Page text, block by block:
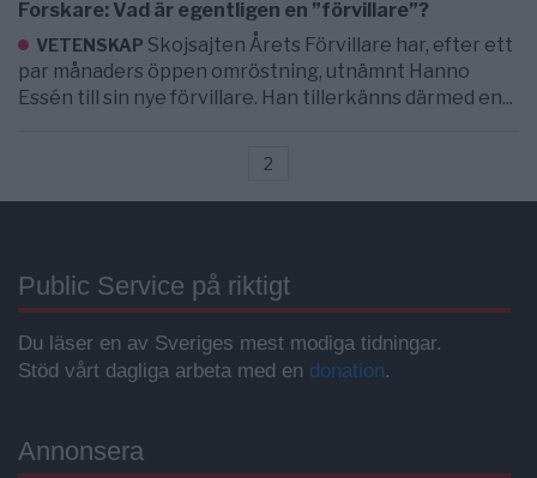
Forskare: Vad är egentligen en ”förvillare”?
VETENSKAP Skojsajten Årets Förvillare har, efter ett
par månaders öppen omröstning, utnämnt Hanno
Essén till sin nye förvillare. Han tillerkänns därmed en...
2
Public Service på riktigt
Du läser en av Sveriges mest modiga tidningar.
Stöd vårt dagliga arbeta med en donation.
Annonsera